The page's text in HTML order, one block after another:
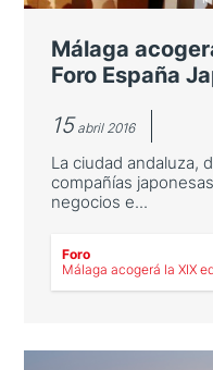
LEER MÁS
Málaga
Foro España
15 abril 2016
La ciudad andaluza,
compañías
negocios e...
Foro
Málaga acogerá la XIX